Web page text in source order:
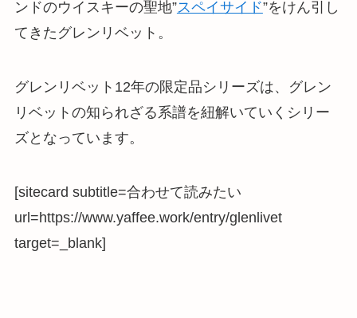
ンドのウイスキーの聖地”スペイサイド”をけん引し
てきたグレンリベット。
グレンリベット12年の限定品シリーズは、
グレン
リベットの知られざる系譜を紐解いていくシリー
ズとなっています。
[sitecard subtitle=合わせて読みたい
url=https://www.yaffee.work/entry/glenlivet
target=_blank]